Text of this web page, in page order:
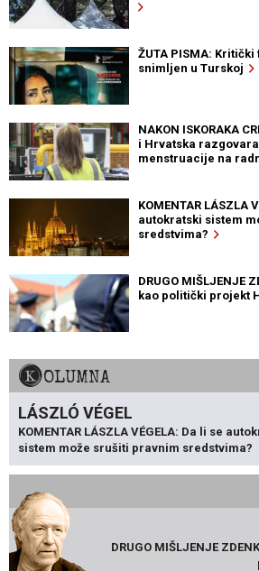
ŽUTA PISMA:
snimljen u Turskoj
NAKON ISKORAKA
i Hrvatska
menstruacije na
KOMENTAR LÁSZLA
autokratski sistem
sredstvima?
DRUGO MIŠLJENJE
kao politički projekt
KOLUMNA
LÁSZLÓ VÉGEL
KOMENTAR LÁSZLA VÉGELA: Da li se
sistem može srušiti pravnim sredstvima?
DRUGO MIŠLJENJE